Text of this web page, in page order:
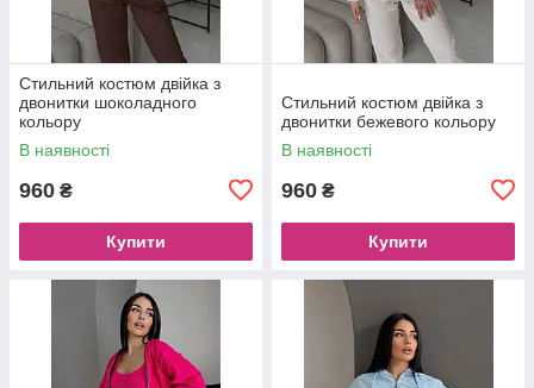
Стильний костюм двійка з
двонитки шоколадного
кольору
В наявності
960 ₴
Купити
Стильний костюм двійка з
двонитки бежевого кольору
В наявності
960 ₴
Купити